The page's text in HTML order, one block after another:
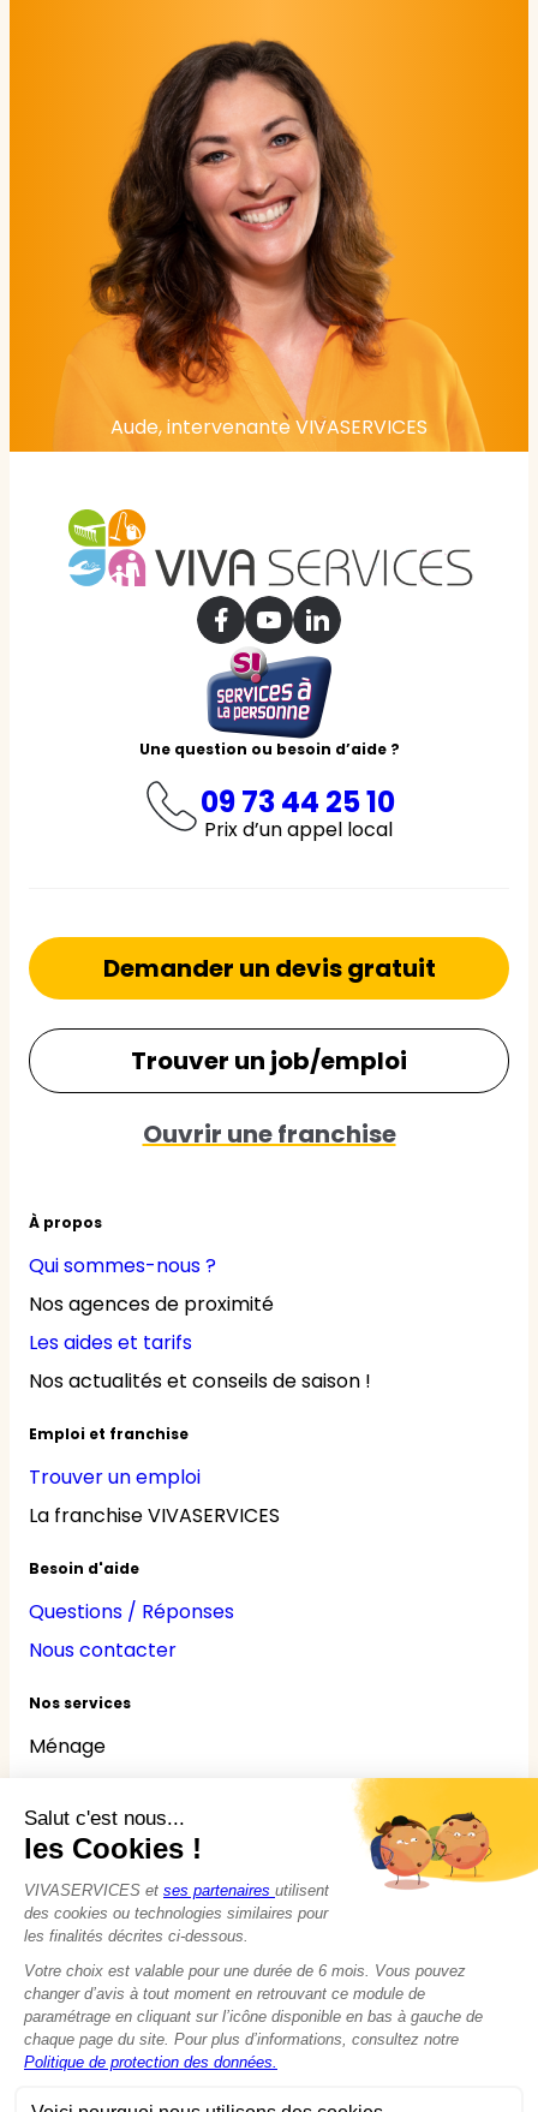
Aude, intervenante VIVASERVICES
Une question ou besoin d’aide ?
09 73 44 25 10
Prix d’un appel local
À propos
Qui sommes-nous ?
Nos agences de proximité
Les aides et tarifs
Nos actualités et conseils de saison !
Emploi et franchise
Trouver un emploi
La franchise VIVASERVICES
Besoin d'aide
Questions / Réponses
Nous contacter
Nos services
Ménage
Jardinage
Bricolage
Nounou
Seniors
Handicaps
Demander un devis gratuit
Trouver un job/emploi
Ouvrir une franchise
© 2015 - 2026VIVASERVICES
Modifier vos préférences en matière de cookies